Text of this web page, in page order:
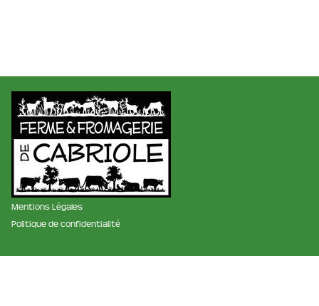
Mentions Légales
Politique de confidentialité